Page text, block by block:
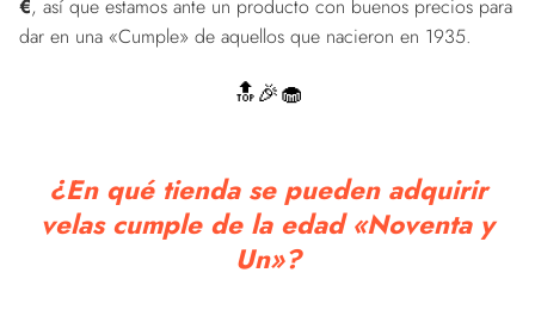
€, así que estamos ante un producto con buenos precios para
dar en una «Cumple» de aquellos que nacieron en 1935.
🔝🎉🧁
¿En qué tienda se pueden adquirir
velas cumple de la edad «Noventa y
Un»?